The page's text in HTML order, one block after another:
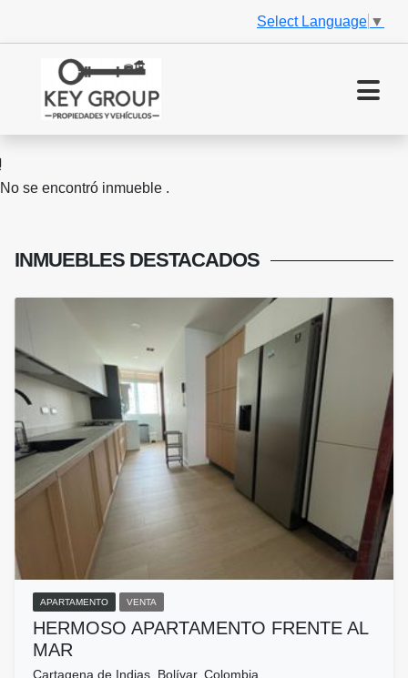
Select Language ▼
No se encontró inmueble .
INMUEBLES DESTACADOS
APARTAMENTO VENTA
HERMOSO APARTAMENTO FRENTE AL
MAR
Cartagena de Indias, Bolívar, Colombia